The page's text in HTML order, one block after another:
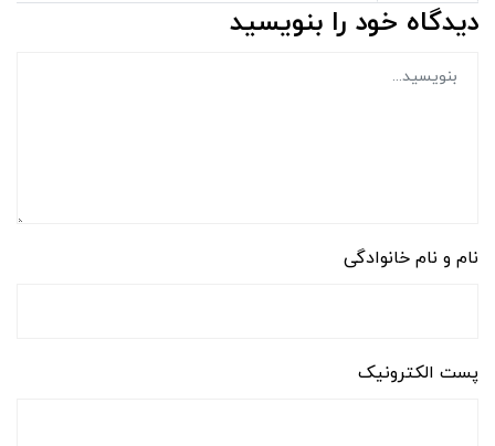
دیدگاه خود را بنویسید
نام و نام خانوادگی
پست الکترونیک